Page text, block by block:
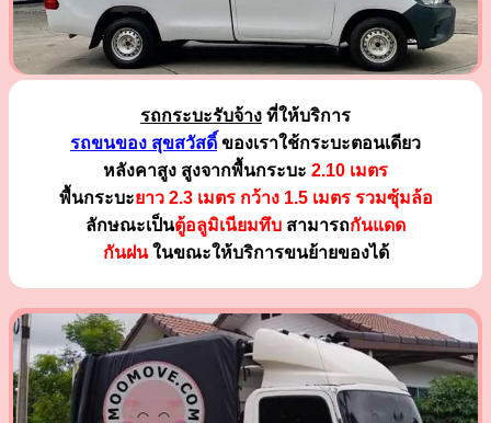
รถกระบะรับจ้าง ที่ให้บริการ
รถขนของ สุขสวัสดิ์ ของเราใช้กระบะตอนเดียว
หลังคาสูง สูงจากพื้นกระบะ 2.10 เมตร
พื้นกระบะยาว 2.3 เมตร กว้าง 1.5 เมตร รวมซุ้มล้อ
ลักษณะเป็นตู้อลูมิเนียมทึบ สามารถกันแดด
กันฝนในขณะให้บริการขนย้ายของได้